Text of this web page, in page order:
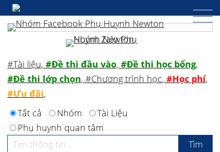
#Tài liệu, #Đề thi đầu vào, #Đề thi học bổng,
#Đề thi lớp chọn, #Chương trình học, #Học phí,
#Ưu đãi,
Tất cả
Nhóm
Tài Liệu
Phụ huynh quan tâm